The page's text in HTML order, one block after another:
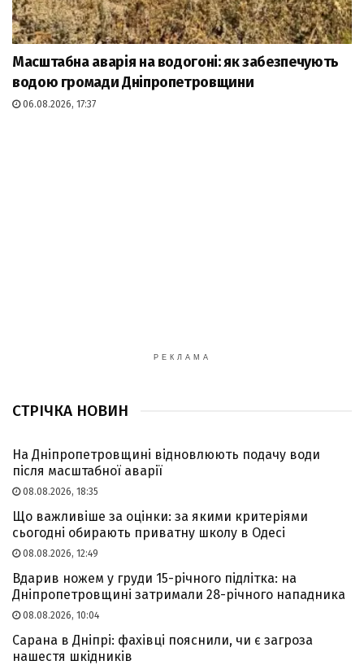
Масштабна аварія на водогоні: як забезпечують
водою громади Дніпропетровщини
06.08.2026, 17:37
РЕКЛАМА
СТРІЧКА НОВИН
На Дніпропетровщині відновлюють подачу води
після масштабної аварії
08.08.2026, 18:35
Що важливіше за оцінки: за якими критеріями
сьогодні обирають приватну школу в Одесі
08.08.2026, 12:49
Вдарив ножем у груди 15-річного підлітка: на
Дніпропетровщині затримали 28-річного нападника
08.08.2026, 10:04
Сарана в Дніпрі: фахівці пояснили, чи є загроза
нашестя шкідників